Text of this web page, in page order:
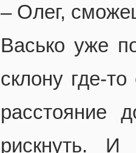
– Олег,
Васько уже
склону где-
расстояние
рискнуть.